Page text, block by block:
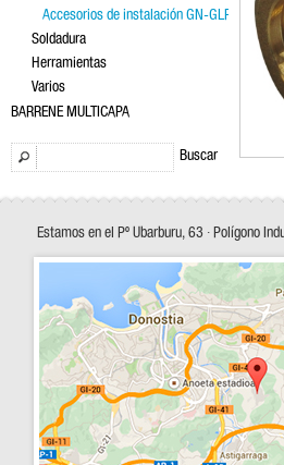
Accesorios de instalación GN-GLP
Soldadura
Herramientas
Varios
BARRENE MULTICAPA
Buscar
Estamos en el Pº Ubarburu, 63 · Polígono